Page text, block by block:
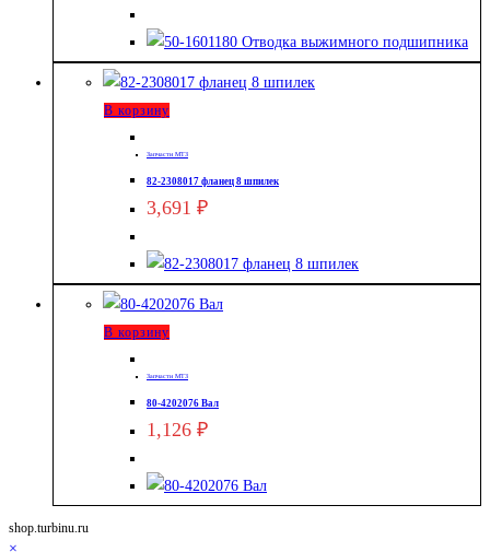
В корзину
Запчасти МТЗ
82-2308017 фланец 8 шпилек
3,691 ₽
В корзину
Запчасти МТЗ
80-4202076 Вал
1,126 ₽
shop.turbinu.ru
×